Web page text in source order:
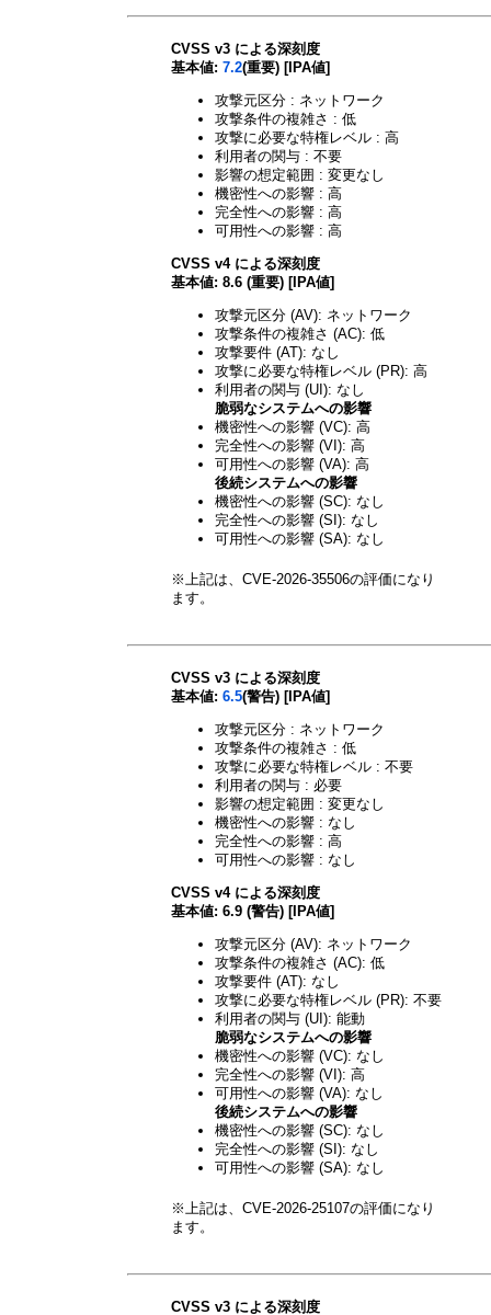
CVSS v3 による深刻度
基本値: 7.2(重要) [IPA値]
攻撃元区分 : ネットワーク
攻撃条件の複雑さ : 低
攻撃に必要な特権レベル : 高
利用者の関与 : 不要
影響の想定範囲 : 変更なし
機密性への影響 : 高
完全性への影響 : 高
可用性への影響 : 高
CVSS v4 による深刻度
基本値: 8.6 (重要) [IPA値]
攻撃元区分 (AV): ネットワーク
攻撃条件の複雑さ (AC): 低
攻撃要件 (AT): なし
攻撃に必要な特権レベル (PR): 高
利用者の関与 (UI): なし
脆弱なシステムへの影響
機密性への影響 (VC): 高
完全性への影響 (VI): 高
可用性への影響 (VA): 高
後続システムへの影響
機密性への影響 (SC): なし
完全性への影響 (SI): なし
可用性への影響 (SA): なし
※上記は、CVE-2026-35506の評価になり
ます。
CVSS v3 による深刻度
基本値: 6.5(警告) [IPA値]
攻撃元区分 : ネットワーク
攻撃条件の複雑さ : 低
攻撃に必要な特権レベル : 不要
利用者の関与 : 必要
影響の想定範囲 : 変更なし
機密性への影響 : なし
完全性への影響 : 高
可用性への影響 : なし
CVSS v4 による深刻度
基本値: 6.9 (警告) [IPA値]
攻撃元区分 (AV): ネットワーク
攻撃条件の複雑さ (AC): 低
攻撃要件 (AT): なし
攻撃に必要な特権レベル (PR): 不要
利用者の関与 (UI): 能動
脆弱なシステムへの影響
機密性への影響 (VC): なし
完全性への影響 (VI): 高
可用性への影響 (VA): なし
後続システムへの影響
機密性への影響 (SC): なし
完全性への影響 (SI): なし
可用性への影響 (SA): なし
※上記は、CVE-2026-25107の評価になり
ます。
CVSS v3 による深刻度